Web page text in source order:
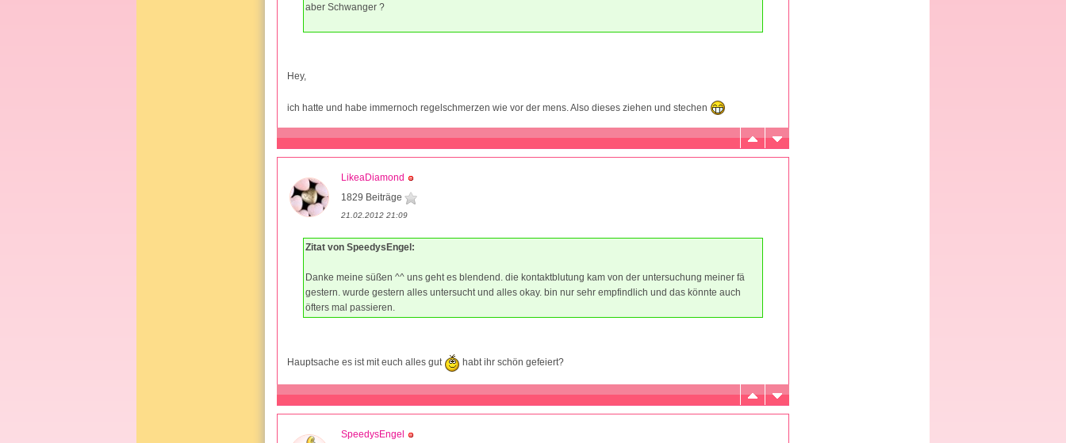
aber Schwanger ?
Hey,
ich hatte und habe immernoch regelschmerzen wie vor der mens. Also dieses ziehen und stechen
LikeaDiamond
1829 Beiträge
21.02.2012 21:09
Zitat von SpeedysEngel:
Danke meine süßen ^^ uns geht es blendend. die kontaktblutung kam von der untersuchung meiner fä
gestern. wurde gestern alles untersucht und alles okay. bin nur sehr empfindlich und das könnte auch
öfters mal passieren.
Hauptsache es ist mit euch alles gut habt ihr schön gefeiert?
SpeedysEngel